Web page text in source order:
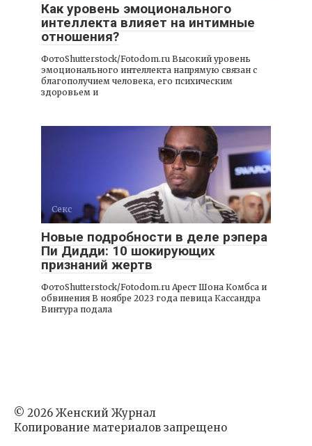
Как уровень эмоционального
интеллекта влияет на интимные
отношения?
ФотоShutterstock/Fotodom.ru Высокий уровень
эмоционального интеллекта напрямую связан с
благополучием человека, его психическим
здоровьем и
Секс
Новые подробности в деле рэпера
Пи Дидди: 10 шокирующих
признаний жертв
ФотоShutterstock/Fotodom.ru Арест Шона Комбса и
обвинения В ноябре 2023 года певица Кассандра
Винтура подала
© 2026 Женский Журнал
Копирование материалов запрещено